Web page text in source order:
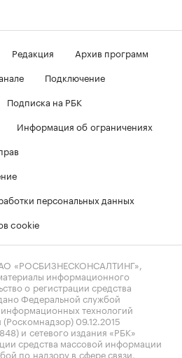
Редакция
Архив программ
Подключение
Подписка на РБК
Информация об ограничениях
персональных данных
cookie
«РОСБИЗНЕСКОНСАЛТИНГ»,
информационного
о регистрации средства
Федеральной службой
технологий
09.12.2015
и сетевого издания «РБК»
средства массовой информации
по надзору в сфере связи,